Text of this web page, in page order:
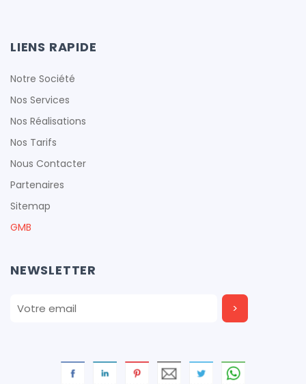
cfproduction
LIENS RAPIDE
Notre Société
Nos Services
Nos Réalisations
Nos Tarifs
Nous Contacter
Partenaires
Sitemap
GMB
NEWSLETTER